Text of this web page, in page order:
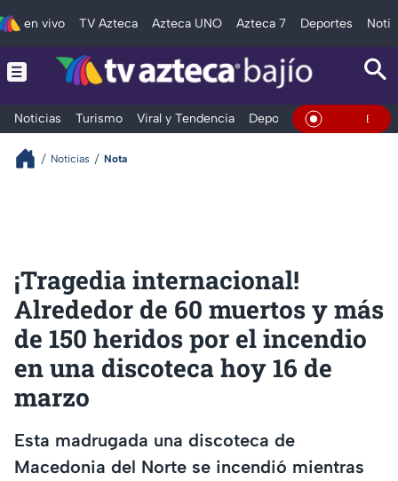
en vivo TV Azteca Azteca UNO Azteca 7 Deportes
Noticias Turismo Viral y Tendencia Deportes Espectáculos
En Vivo
Noticias Nota
¡Tragedia internacional!
Alrededor de 60 muertos y más
de 150 heridos por el incendio
en una discoteca hoy 16 de
marzo
Esta madrugada una discoteca de
Macedonia del Norte se incendió mientras